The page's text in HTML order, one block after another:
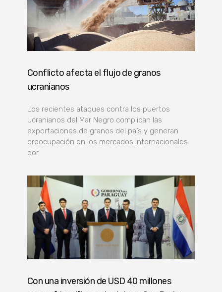
Conflicto afecta el flujo de granos
ucranianos
Los recientes ataques contra los puertos
ucranianos del Mar Negro complican las
exportaciones de granos del país y generan
preocupación en los mercados internacionales
por
Con una inversión de USD 40 millones